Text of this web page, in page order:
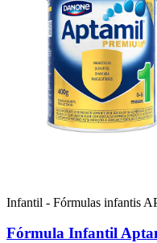
Infantil - Fórmulas infantis
Fórmula Infantil